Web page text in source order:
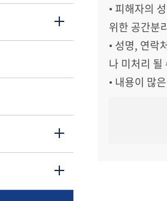
• 피해자의
위한 공간분
• 성명, 연락
나 미처리 될
• 내용이 많